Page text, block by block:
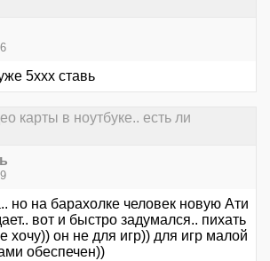
5ххх ставь
карты в ноутбуке.. есть ли
но на барахолке человек новую Ати
вот и быстро задумался.. пихать
хочу)) он не для игр)) для игр малой
обеспечен))